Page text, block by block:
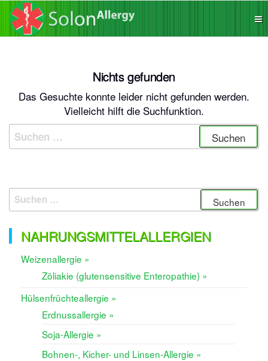
Zum
Inhalt
springen
finden!
Nichts gefunden
Das Gesuchte konnte leider nicht gefunden werden.
Vielleicht hilft die Suchfunktion.
nach:
Suchen
nach:
NAHRUNGSMITTELALLERGIEN
Weizenallergie »
Zöliakie (glutensensitive Enteropathie) »
Hülsenfrüchteallergie »
Erdnussallergie »
Soja-Allergie »
Bohnen-, Kicher- und Linsen-Allergie »